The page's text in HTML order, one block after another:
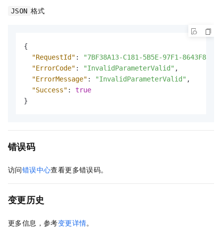
JSON 格式
{
"RequestId" :
"7BF38A13-C181-5B5E-97F1-
"ErrorCode" : "InvalidParameterValid" ,
"ErrorMessage" : "InvalidParameterValid" ,
"Success" :
true
}
错误码
访问错误中心查看更多错误码。
变更历史
更多信息，参考变更详情。